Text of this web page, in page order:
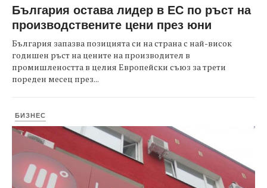
България остава лидер в ЕС по ръст на
производствените цени през юни
България запазва позицията си на страна с най-висок
годишен ръст на цените на производител в
промишлеността в целия Европейски съюз за трети
пореден месец през...
БИЗНЕС